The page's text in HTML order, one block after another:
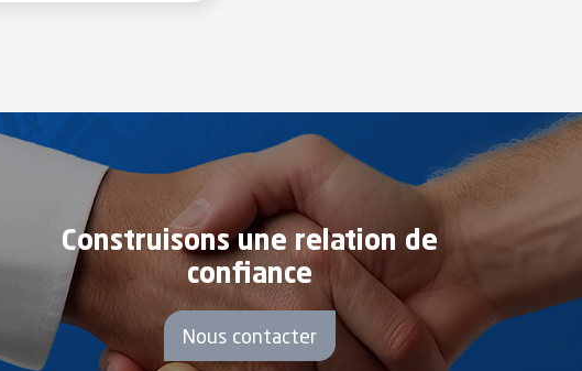
Construisons une relation de
confiance
Nous contacter